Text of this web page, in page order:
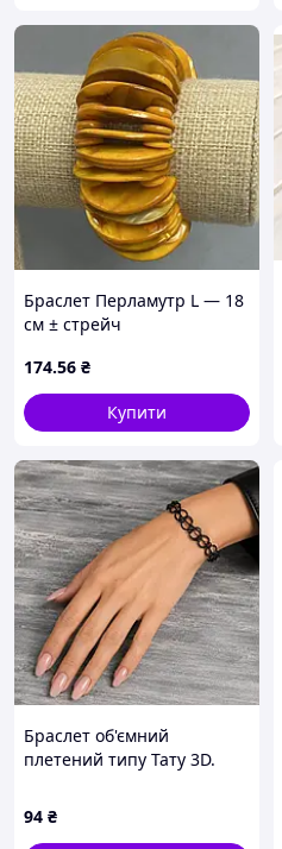
Браслет Перламутр L — 18
см ± стрейч
174.56 ₴
Купити
Браслет об'ємний
плетений типу Тату 3D.
94 ₴